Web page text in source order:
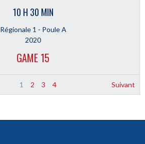
10 H 30 MIN
Régionale 1 - Poule A
2020
GAME 15
1 2 3 4 Suivant